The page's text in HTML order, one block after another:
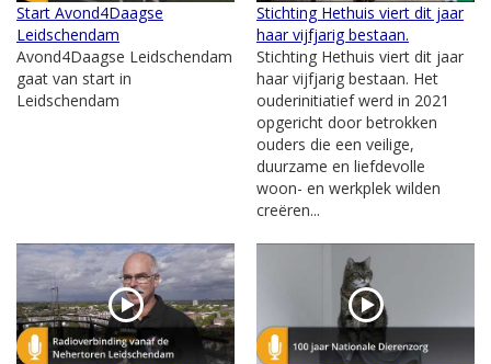
Start Avond4Daagse
Leidschendam
Avond4Daagse Leidschendam
gaat van start in
Leidschendam
Stichting Hethuis viert dit jaar
haar vijfjarig bestaan.
Stichting Hethuis viert dit jaar
haar vijfjarig bestaan. Het
ouderinitiatief werd in 2021
opgericht door betrokken
ouders die een veilige,
duurzame en liefdevolle
woon- en werkplek wilden
creëren...